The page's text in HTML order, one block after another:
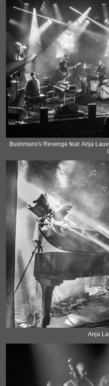
Bushmans's Revenge feat. Anja
Anja